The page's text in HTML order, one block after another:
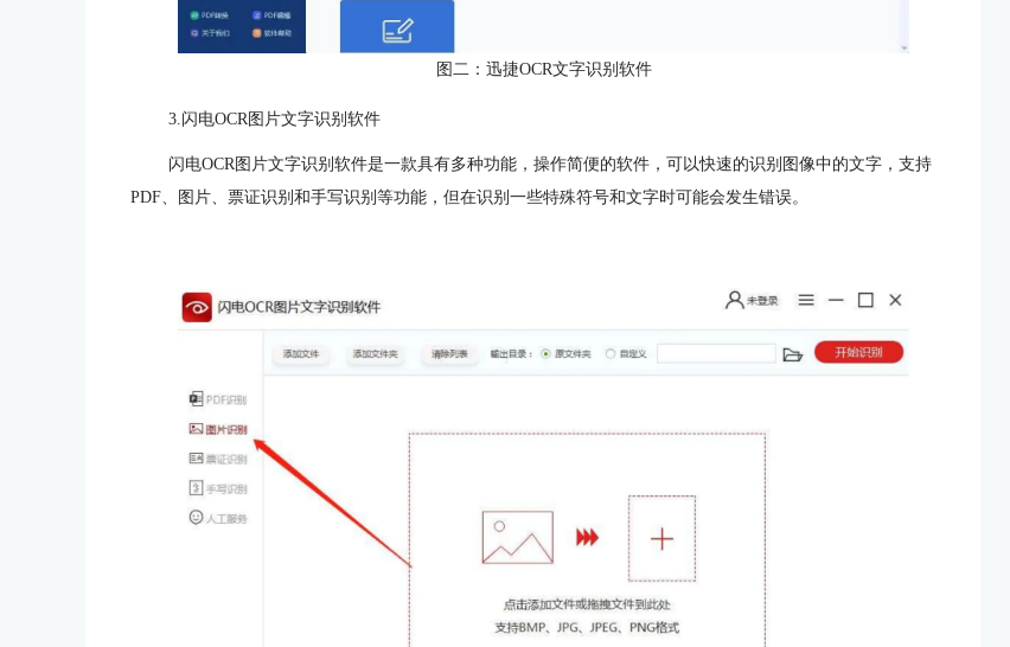
图二：迅捷OCR文字识别软件
3.闪电OCR图片文字识别软件
闪电OCR图片文字识别软件是一款具有多种功能，操作简便的软件，可以快速的识别图像中的文字，支持
PDF、图片、票证识别和手写识别等功能，但在识别一些特殊符号和文字时可能会发生错误。